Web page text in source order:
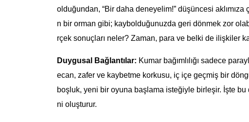
olduğundan, “Bir daha deneyelim!” düşüncesi
n bir orman gibi; kaybolduğunuzda geri dönmek zor
rçek sonuçları neler? Zaman, para ve belki de ilişkiler
Duygusal Bağlantılar: Kumar bağımlılığı sadece
ecan, zafer ve kaybetme korkusu, iç içe geçmiş bir
boşluk, yeni bir oyuna başlama isteğiyle birleşir. İşte bu
ni oluşturur.